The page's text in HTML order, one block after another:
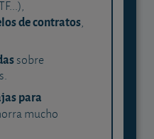
de contratos,
sobre
para
mucho